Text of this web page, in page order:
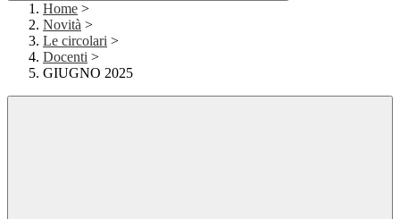
Home >
Novità >
Le circolari >
Docenti >
GIUGNO 2025